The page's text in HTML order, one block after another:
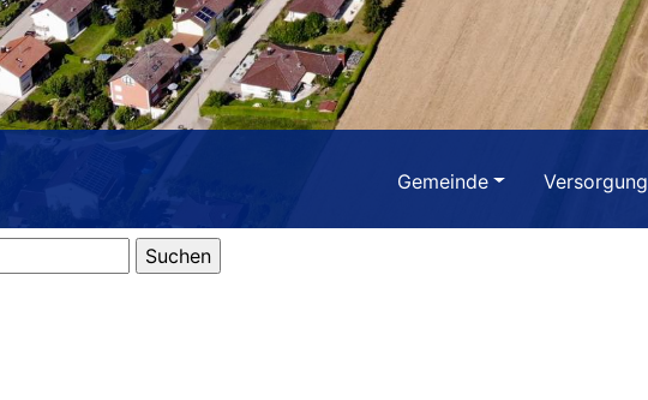
Gemeinde Versorgung